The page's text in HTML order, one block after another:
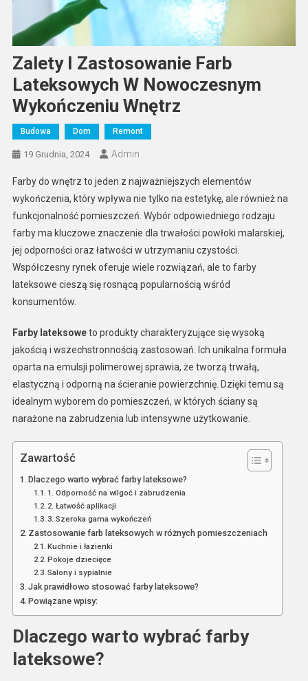
Zalety I Zastosowanie Farb
Lateksowych W Nowoczesnym
Wykończeniu Wnętrz
Budowa Dom Remont
19 Grudnia, 2024 Admin
Farby do wnętrz to jeden z najważniejszych elementów
wykończenia, który wpływa nie tylko na estetykę, ale również na
funkcjonalność pomieszczeń. Wybór odpowiedniego rodzaju
farby ma kluczowe znaczenie dla trwałości powłoki malarskiej,
jej odporności oraz łatwości w utrzymaniu czystości.
Współczesny rynek oferuje wiele rozwiązań, ale to farby
lateksowe cieszą się rosnącą popularnością wśród
konsumentów.
Farby lateksoweto produkty charakteryzujące się wysoką
jakością i wszechstronnością zastosowań. Ich unikalna formuła
oparta na emulsji polimerowej sprawia, że tworzą trwałą,
elastyczną i odporną na ścieranie powierzchnię. Dzięki temu są
idealnym wyborem do pomieszczeń, w których ściany są
narażone na zabrudzenia lub intensywne użytkowanie.
Zawartość
Dlaczego warto wybrać farby lateksowe?
1. Odporność na wilgoć i zabrudzenia
2. Łatwość aplikacji
3. Szeroka gama wykończeń
Zastosowanie farb lateksowych w różnych pomieszczeniach
Kuchnie i łazienki
Pokoje dziecięce
Salony i sypialnie
Jak prawidłowo stosować farby lateksowe?
Powiązane wpisy:
Dlaczego warto wybrać farby
lateksowe?